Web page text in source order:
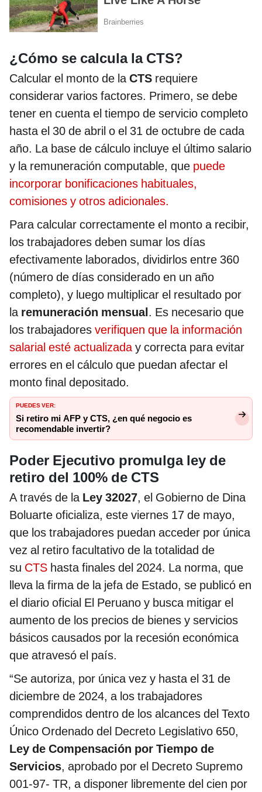
¿Cómo se calcula la CTS?
Calcular el monto de laCTS requiere
considerar varios factores. Primero, se debe
tener en cuenta el tiempo de servicio completo
hasta el 30 de abril o el 31 de octubre de cada
año. La base de cálculo incluye el último salario
y la remuneración computable, que puede
incorporar bonificaciones habituales,
comisiones y otros adicionales.
Para calcular correctamente el monto a recibir,
los trabajadores deben sumar los días
efectivamente laborados, dividirlos entre 360
(número de días considerado en un año
completo), y luego multiplicar el resultado por
la remuneración mensual. Es necesario que
los trabajadores verifiquen que la información
salarial esté actualizaday correcta para evitar
errores en el cálculo que puedan afectar el
monto final depositado.
PUEDES VER:
Si retiro mi AFP y CTS, ¿en qué negocio es
recomendable invertir?
Poder Ejecutivo promulga ley de
retiro del 100% de CTS
A través de la Ley 32027, el Gobierno de Dina
Boluarte oficializa, este viernes 17 de mayo,
que los trabajadores puedan acceder por única
vez al retiro facultativo de la totalidad de
su CTS hasta finales del 2024. La norma, que
lleva la firma de la jefa de Estado, se publicó en
el diario oficial El Peruano y busca mitigar el
aumento de los precios de bienes y servicios
básicos causados por la recesión económica
que atravesó el país.
“Se autoriza, por única vez y hasta el 31 de
diciembre de 2024, a los trabajadores
comprendidos dentro de los alcances del Texto
Único Ordenado del Decreto Legislativo 650,
Ley de Compensación por Tiempo de
Servicios, aprobado por el Decreto Supremo
001-97- TR, a disponer libremente del cien por